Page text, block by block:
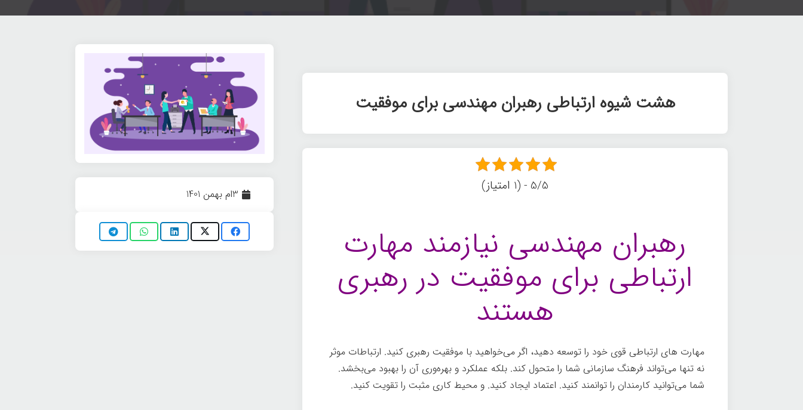
هشت شیوه ارتباطی رهبران مهندسی برای موفقیت
5/5 - (1 امتیاز)
رهبران مهندسی نیازمند مهارت
ارتباطی برای موفقیت در رهبری
هستند
مهارت های ارتباطی قوی خود را توسعه دهید، اگر می‌خواهید با موفقیت رهبری کنید. ارتباطات موثر
نه تنها می‌تواند فرهنگ سازمانی شما را متحول کند. بلکه عملکرد و بهره‌وری آن را بهبود می‌بخشد.
شما می‌توانید کارمندان را توانمند کنید. اعتماد ایجاد کنید. و محیط کاری مثبت را تقویت کنید.
3ام بهمن 1401